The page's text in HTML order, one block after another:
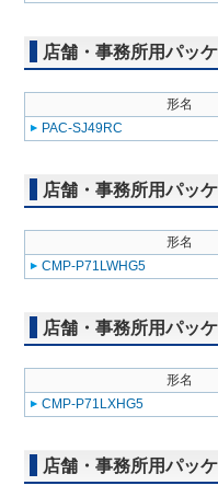
店舗・事務所用パッ
形名
PAC-SJ49RC
店舗・事務所用パッ
形名
CMP-P71LWHG5
店舗・事務所用パッ
形名
CMP-P71LXHG5
店舗・事務所用パッ